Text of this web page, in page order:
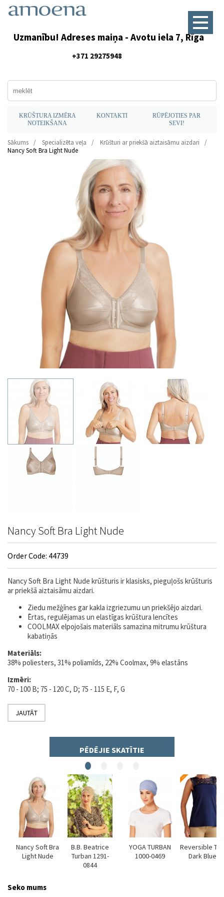
Uzmanību! Adreses maiņa - Avotu iela 7, Rīga
+371 29275948
KRŪŠTURA IZMĒRA
NOTEIKŠANA
KONTAKTI
RŪPĒJOTIES PAR
SEVI!
Sākums Specializēta veļa
Krūšturi ar priekšā aiztaisāmu aizdari
Nancy Soft Bra Light Nude
Nancy Soft Bra Light Nude
Order Code: 44739
Nancy Soft Bra Light Nude krūšturis ir klasisks, pieguļošs krūšturis
ar priekšā aiztaisāmu aizdari.
Ziedu mežģīnes gar kakla izgriezumu un priekšējo aizdari.
Ērtas, regulējamas un elastīgas krūštura lencītes
COOLMAX elpojošais materiāls samazina mitrumu krūštura
kabatiņās
Materiāls:
38% poliesters, 31% poliamīds, 22% Coolmax, 9% elastāns
Izmēri:
70 - 100 B; 75 - 120 C, D; 75 - 115 E, F, G
JAUTĀT
PĒDĒJIE SKATĪTIE
Nancy Soft Bra
Light Nude
B.B. Beatrice
Turban 1291-
0844
YOGA TURBAN
1000-0469
Reversible
Dark Blue
Seko mums